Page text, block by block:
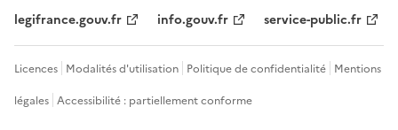
legifrance.gouv.fr info.gouv.fr service-public.fr
Licences Modalités d'utilisation Politique de confidentialité Mentions
légales Accessibilité : partiellement conforme